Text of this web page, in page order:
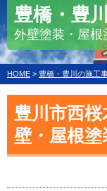
豊橋・豊
外壁塗装・屋根
HOME > 豊橋・豊川の施工
豊川市西
壁・屋根